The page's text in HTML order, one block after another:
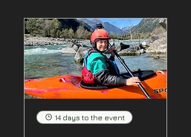
14 days to the event